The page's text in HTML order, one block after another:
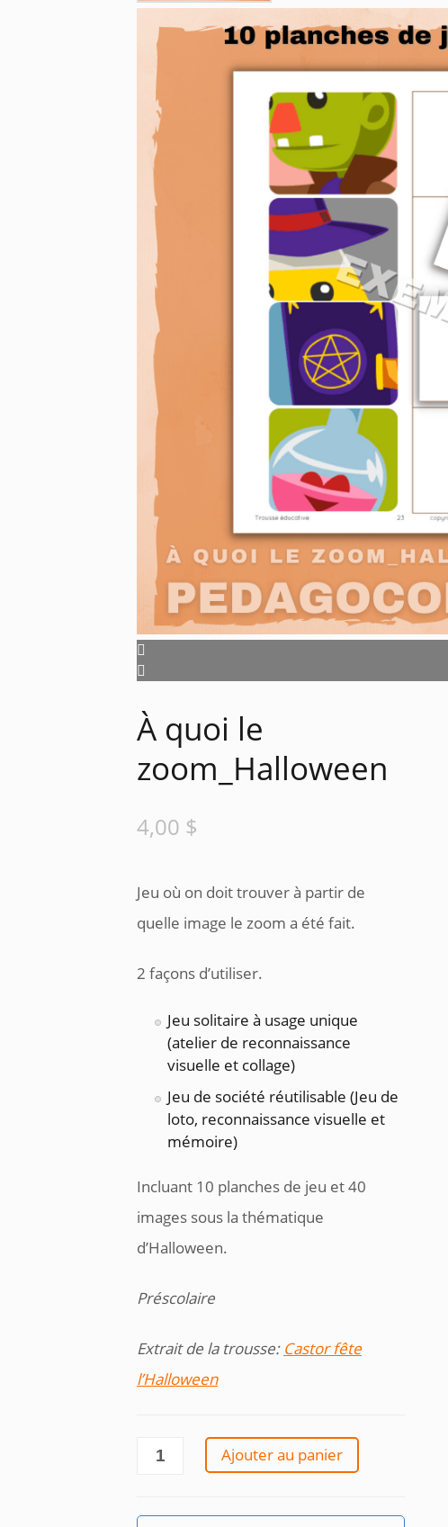
À quoi le
zoom_Halloween
4,00 $
Jeu où on doit trouver à partir de
quelle image le zoom a été fait.
2 façons d’utiliser.
Jeu solitaire à usage unique
(atelier de reconnaissance
visuelle et collage)
Jeu de société réutilisable (Jeu de
loto, reconnaissance visuelle et
mémoire)
Incluant 10 planches de jeu et 40
images sous la thématique
d’Halloween.
Préscolaire
Extrait de la trousse: Castor fête
l’Halloween
quantité
quoi
Ajouter au panier